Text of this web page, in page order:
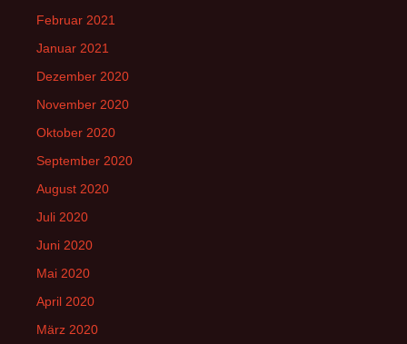
Februar 2021
Januar 2021
Dezember 2020
November 2020
Oktober 2020
September 2020
August 2020
Juli 2020
Juni 2020
Mai 2020
April 2020
März 2020